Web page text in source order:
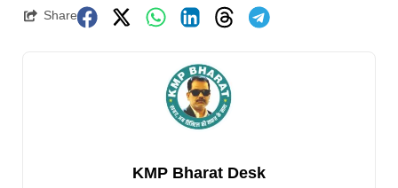
Share
KMP Bharat Desk